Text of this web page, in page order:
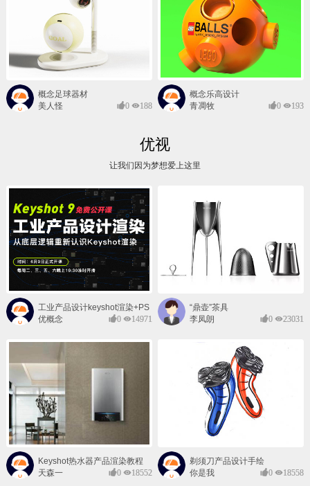
概念足球器材
美人怪
0 188
概念乐高设计
青凋牧
0 193
优视
让我们因为梦想爱上这里
工业产品设计keyshot渲染+PS
后期班
优概念 0 14971
“鼎壶”茶具
李凤朗
0 23031
Keyshot热水器产品渲染教程
天森一
0 18552
剃须刀产品设计手绘
你是我
0 18558